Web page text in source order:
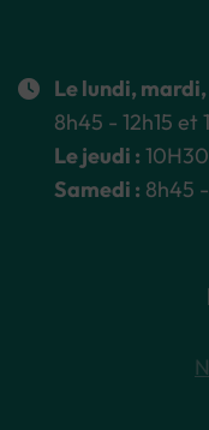
Le lundi,
8h45 - 12h15 et
Le jeudi :
Samedi : 8h45 -